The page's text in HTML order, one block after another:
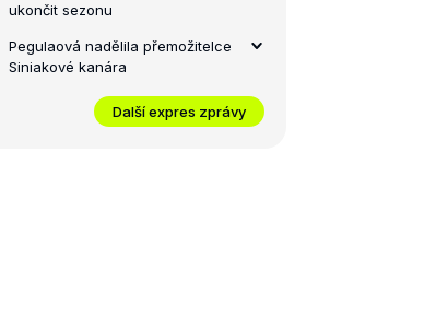
ukončit sezonu
Pegulaová nadělila přemožitelce
Siniakové kanára
Další expres zprávy